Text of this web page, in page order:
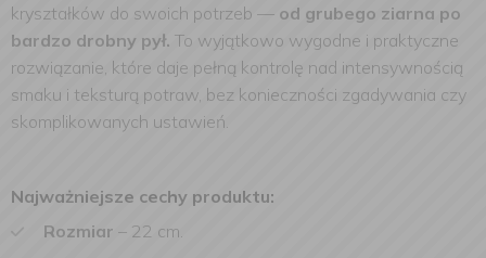
kryształków do swoich potrzeb — od grubego ziarna po
bardzo drobny pył. To wyjątkowo wygodne i praktyczne
rozwiązanie, które daje pełną kontrolę nad intensywnością
smaku i teksturą potraw, bez konieczności zgadywania czy
skomplikowanych ustawień.
Najważniejsze cechy produktu:
Rozmiar – 22 cm.